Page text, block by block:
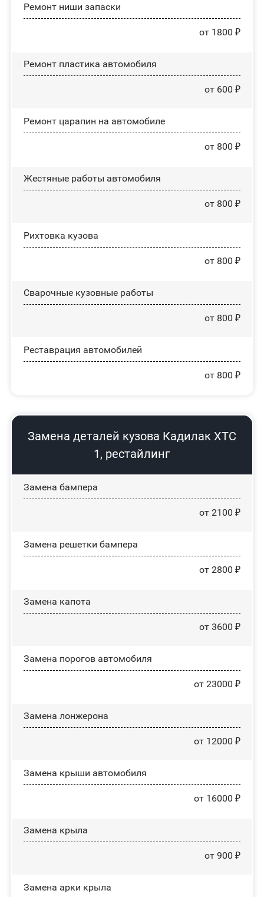
Ремонт ниши запаски
от 1800 ₽
Ремонт пластика автомобиля
от 600 ₽
Ремонт царапин на автомобиле
от 800 ₽
Жестяные работы автомобиля
от 800 ₽
Рихтовка кузова
от 800 ₽
Сварочные кузовные работы
от 800 ₽
Реставрация автомобилей
от 800 ₽
Замена деталей кузова Кадилак ХТС
1, рестайлинг
Замена бампера
от 2100 ₽
Замена решетки бампера
от 2800 ₽
Замена капота
от 3600 ₽
Замена порогов автомобиля
от 23000 ₽
Замена лонжерона
от 12000 ₽
Замена крыши автомобиля
от 16000 ₽
Замена крыла
от 900 ₽
Замена арки крыла